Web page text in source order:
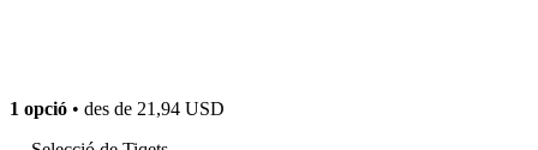
1 opció • des de 21,94 USD